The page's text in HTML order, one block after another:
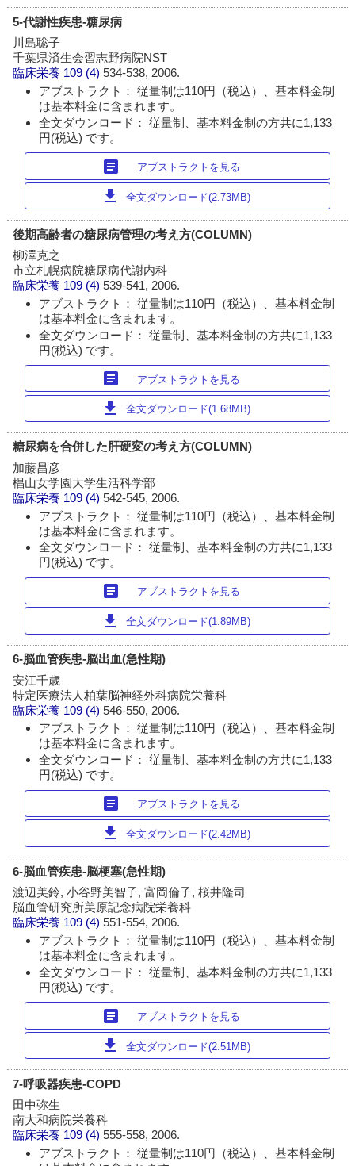
5-代謝性疾患-糖尿病
川島聡子
千葉県済生会習志野病院NST
臨床栄養 109 (4)534-538, 2006.
アブストラクト： 従量制は110円（税込）、基本料金制
は基本料金に含まれます。
全文ダウンロード： 従量制、基本料金制の方共に1,133
円(税込) です。
article アブストラクトを見る
download 全文ダウンロード(2.73MB)
後期高齢者の糖尿病管理の考え方(COLUMN)
柳澤克之
市立札幌病院糖尿病代謝内科
臨床栄養 109 (4)539-541, 2006.
アブストラクト： 従量制は110円（税込）、基本料金制
は基本料金に含まれます。
全文ダウンロード： 従量制、基本料金制の方共に1,133
円(税込) です。
article アブストラクトを見る
download 全文ダウンロード(1.68MB)
糖尿病を合併した肝硬変の考え方(COLUMN)
加藤昌彦
椙山女学園大学生活科学部
臨床栄養 109 (4)542-545, 2006.
アブストラクト： 従量制は110円（税込）、基本料金制
は基本料金に含まれます。
全文ダウンロード： 従量制、基本料金制の方共に1,133
円(税込) です。
article アブストラクトを見る
download 全文ダウンロード(1.89MB)
6-脳血管疾患-脳出血(急性期)
安江千歳
特定医療法人柏葉脳神経外科病院栄養科
臨床栄養 109 (4)546-550, 2006.
アブストラクト： 従量制は110円（税込）、基本料金制
は基本料金に含まれます。
全文ダウンロード： 従量制、基本料金制の方共に1,133
円(税込) です。
article アブストラクトを見る
download 全文ダウンロード(2.42MB)
6-脳血管疾患-脳梗塞(急性期)
渡辺美鈴, 小谷野美智子, 富岡倫子, 桜井隆司
脳血管研究所美原記念病院栄養科
臨床栄養 109 (4)551-554, 2006.
アブストラクト： 従量制は110円（税込）、基本料金制
は基本料金に含まれます。
全文ダウンロード： 従量制、基本料金制の方共に1,133
円(税込) です。
article アブストラクトを見る
download 全文ダウンロード(2.51MB)
7-呼吸器疾患-COPD
田中弥生
南大和病院栄養科
臨床栄養 109 (4)555-558, 2006.
アブストラクト： 従量制は110円（税込）、基本料金制